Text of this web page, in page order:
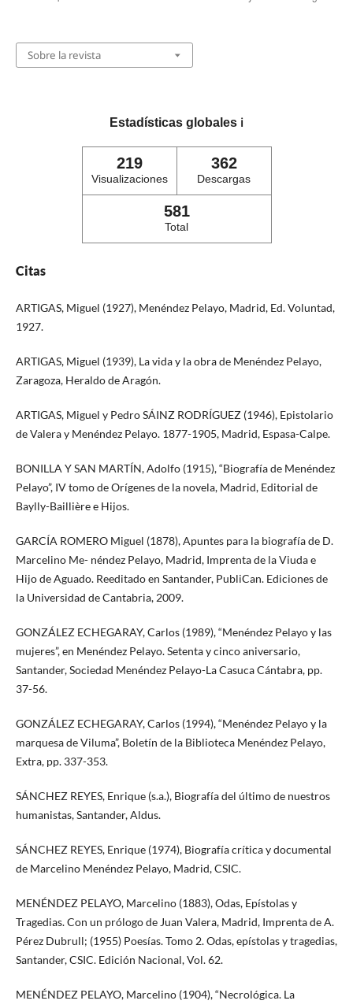
Sobre la revista
Estadísticas globales ℹ️
219
Visualizaciones
362
Descargas
581
Total
Citas
ARTIGAS, Miguel (1927), Menéndez Pelayo, Madrid, Ed. Voluntad,
1927.
ARTIGAS, Miguel (1939), La vida y la obra de Menéndez Pelayo,
Zaragoza, Heraldo de Aragón.
ARTIGAS, Miguel y Pedro SÁINZ RODRÍGUEZ (1946), Epistolario
de Valera y Menéndez Pelayo. 1877-1905, Madrid, Espasa-Calpe.
BONILLA Y SAN MARTÍN, Adolfo (1915), “Biografía de Menéndez
Pelayo”, IV tomo de Orígenes de la novela, Madrid, Editorial de
Baylly-Baillière e Hijos.
GARCÍA ROMERO Miguel (1878), Apuntes para la biografía de D.
Marcelino Me- néndez Pelayo, Madrid, Imprenta de la Viuda e
Hijo de Aguado. Reeditado en Santander, PubliCan. Ediciones de
la Universidad de Cantabria, 2009.
GONZÁLEZ ECHEGARAY, Carlos (1989), “Menéndez Pelayo y las
mujeres”, en Menéndez Pelayo. Setenta y cinco aniversario,
Santander, Sociedad Menéndez Pelayo-La Casuca Cántabra, pp.
37-56.
GONZÁLEZ ECHEGARAY, Carlos (1994), “Menéndez Pelayo y la
marquesa de Viluma”, Boletín de la Biblioteca Menéndez Pelayo,
Extra, pp. 337-353.
SÁNCHEZ REYES, Enrique (s.a.), Biografía del último de nuestros
humanistas, Santander, Aldus.
SÁNCHEZ REYES, Enrique (1974), Biografía crítica y documental
de Marcelino Menéndez Pelayo, Madrid, CSIC.
MENÉNDEZ PELAYO, Marcelino (1883), Odas, Epístolas y
Tragedias. Con un prólogo de Juan Valera, Madrid, Imprenta de A.
Pérez Dubrull; (1955) Poesías. Tomo 2. Odas, epístolas y tragedias,
Santander, CSIC. Edición Nacional, Vol. 62.
MENÉNDEZ PELAYO, Marcelino (1904), “Necrológica. La